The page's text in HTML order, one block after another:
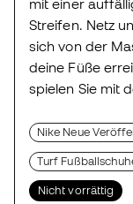
mit einer
Streifen. Netz
sich von der
deine Füße
spielen Sie mit
Nike Neue
Turf
Nicht vorrättig